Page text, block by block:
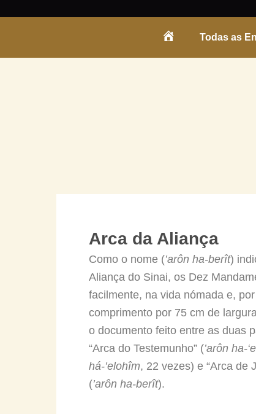
ENTRADATodas as
Arca da Aliança
Como o nome (’arôn ha-berît)
Aliança do Sinai, os Dez
facilmente, na vida nómada e,
comprimento por 75 cm de
o documento feito entre as duas
“Arca do Testemunho” (’arôn ha-
há-’elohîm, 22 vezes) e “Arca de
(’arôn ha-berît).